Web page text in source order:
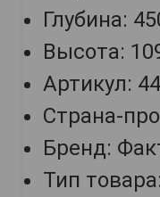
Глубина:
Высота:
Артикул:
Страна-
Бренд:
Тип